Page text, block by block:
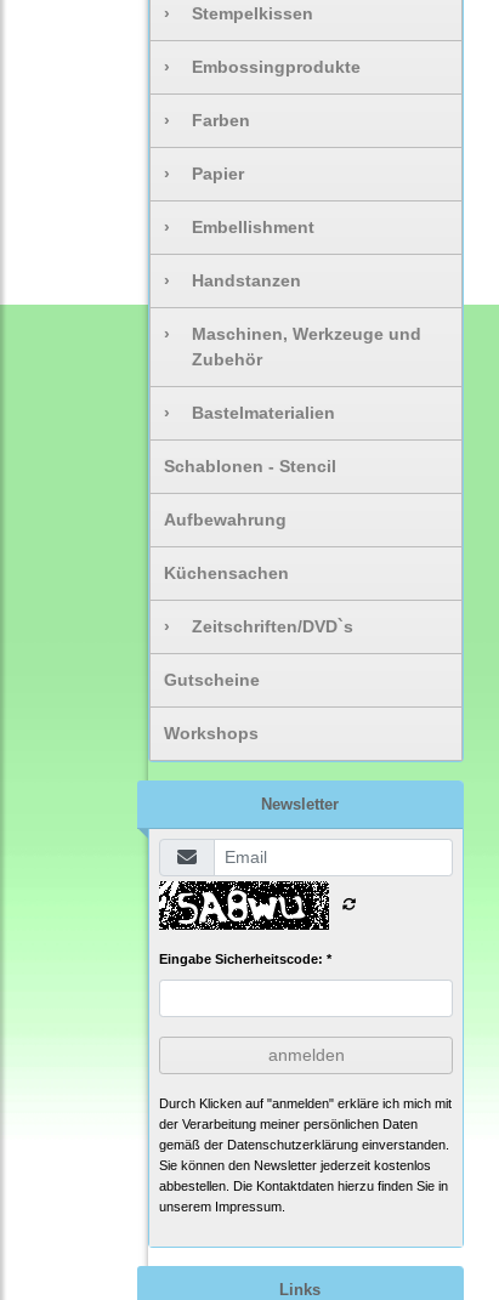
› Stempelkissen
› Embossingprodukte
› Farben
› Papier
› Embellishment
› Handstanzen
›
Maschinen, Werkzeuge und
Zubehör
› Bastelmaterialien
Schablonen - Stencil
Aufbewahrung
Küchensachen
› Zeitschriften/DVD`s
Gutscheine
Workshops
Newsletter
Eingabe Sicherheitscode: *
anmelden
Durch Klicken auf "anmelden" erkläre ich mich mit
der Verarbeitung meiner persönlichen Daten
gemäß der Datenschutzerklärung einverstanden.
Sie können den Newsletter jederzeit kostenlos
abbestellen. Die Kontaktdaten hierzu finden Sie in
unserem Impressum.
Links